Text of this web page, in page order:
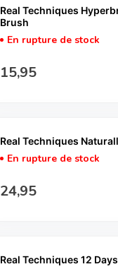
Real Techniques
Brush
En rupture de stock
Prix normal
15,95
Real Techniques
En rupture de stock
Prix normal
24,95
Real Techniques 12